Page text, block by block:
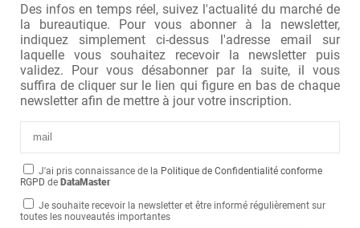
Des infos en temps réel, suivez l'actualité du marché de
la bureautique. Pour vous abonner à la newsletter,
indiquez simplement ci-dessus l'adresse email sur
laquelle vous souhaitez recevoir la newsletter puis
validez. Pour vous désabonner par la suite, il vous
suffira de cliquer sur le lien qui figure en bas de chaque
newsletter afin de mettre à jour votre inscription.
J'ai pris connaissance de la Politique de Confidentialité conforme
RGPD de DataMaster
Je souhaite recevoir la newsletter et être informé régulièrement sur
toutes les nouveautés importantes